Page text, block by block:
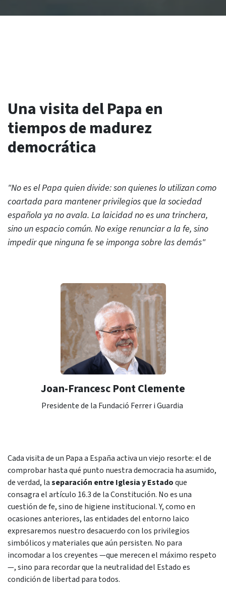
Una visita del Papa en
tiempos de madurez
democrática
"No es el Papa quien divide: son quienes lo utilizan como
coartada para mantener privilegios que la sociedad
española ya no avala. La laicidad no es una trinchera,
sino un espacio común. No exige renunciar a la fe, sino
impedir que ninguna fe se imponga sobre las demás"
Joan-Francesc Pont Clemente
Presidente de la Fundació Ferrer i Guardia
Cada visita de un Papa a España activa un viejo resorte: el de
comprobar hasta qué punto nuestra democracia ha asumido,
de verdad, laseparación entre Iglesia y Estadoque
consagra el artículo 16.3 de la Constitución. No es una
cuestión de fe, sino de higiene institucional. Y, como en
ocasiones anteriores, las entidades del entorno laico
expresaremos nuestro desacuerdo con los privilegios
simbólicos y materiales que aún persisten. No para
incomodar a los creyentes —que merecen el máximo respeto
—, sino para recordar que la neutralidad del Estado es
condición de libertad para todos.